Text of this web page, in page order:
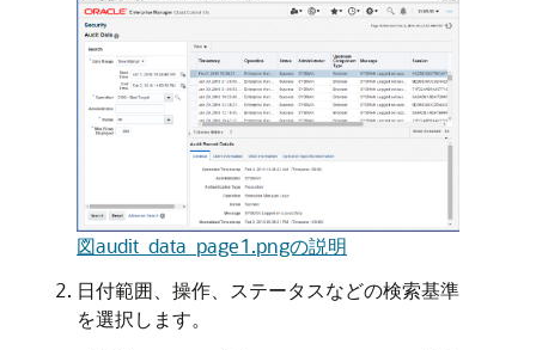
図audit_data_page1.pngの説明
日付範囲、操作、ステータスなどの検索基準
を選択します。